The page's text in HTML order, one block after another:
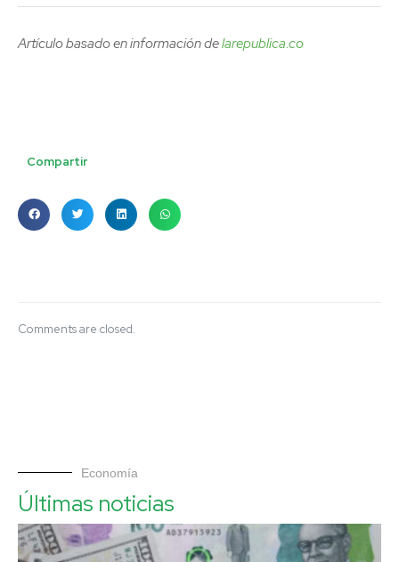
Artículo basado en información delarepublica.co
Compartir
Comments are closed.
Economía
Últimas noticias